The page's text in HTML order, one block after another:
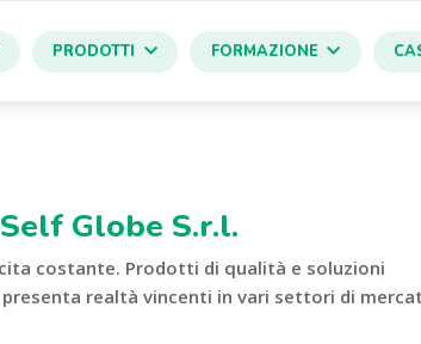
PRODOTTI FORMAZIONE
Globe S.r.l.
costante. Prodotti di qualità e soluzioni
realtà vincenti in vari settori di